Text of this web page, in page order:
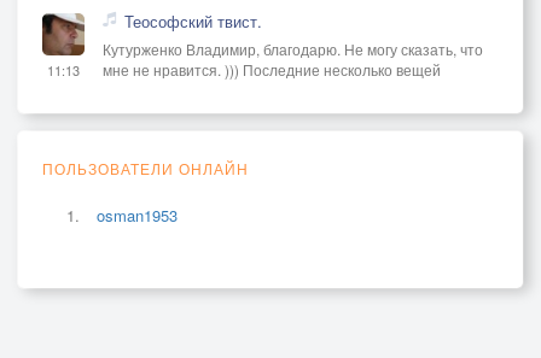
11:13
Теософский твист.
Кутурженко Владимир, благодарю. Не могу сказать, что
мне не нравится. ))) Последние несколько вещей
ПОЛЬЗОВАТЕЛИ ОНЛАЙН
osman1953